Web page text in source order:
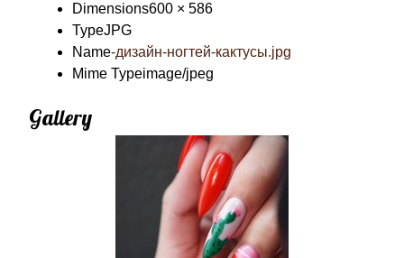
Dimensions600 × 586
TypeJPG
Name-дизайн-ногтей-кактусы.jpg
Mime Typeimage/jpeg
Gallery